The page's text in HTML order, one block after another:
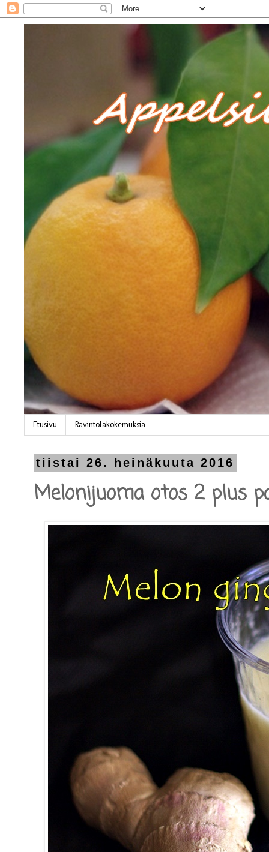
Etusivu Ravintolakokemuksia
tiistai 26. heinäkuuta 2016
Melonijuoma otos 2 plus